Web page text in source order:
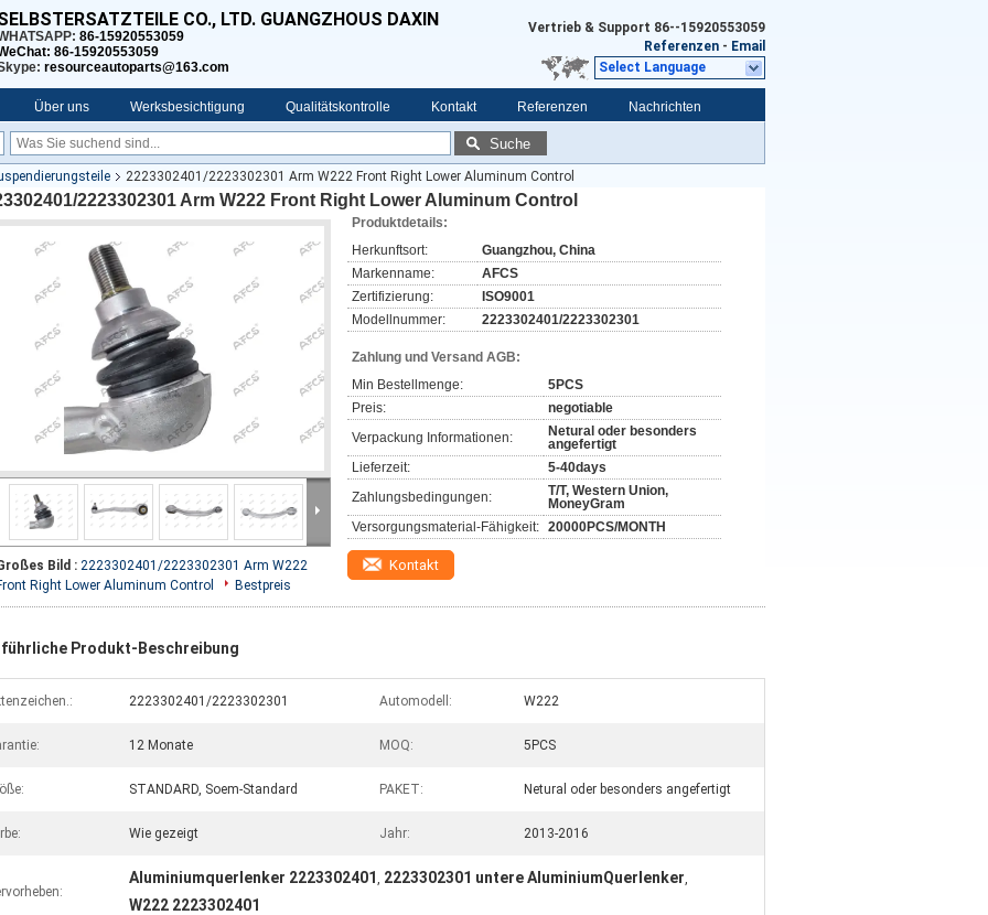
CO., LTD. GUANGZHOUS DAXIN
86-15920553059
86-15920553059
resourceautoparts@163.com
Vertrieb & Support 86--15920553059
Referenzen - Email
Select Language
Über uns Werksbesichtigung Qualitätskontrolle Kontakt Referenzen Nachrichten
Suche
2223302401/2223302301 Arm W222 Front Right Lower Aluminum Control
2223302301 Arm W222 Front Right Lower Aluminum Control
Bild : 2223302401/2223302301 Arm W222
Right Lower Aluminum Control
Bestpreis
Produktdetails:
Herkunftsort:
Guangzhou, China
Markenname:
AFCS
Zertifizierung:
ISO9001
Modellnummer:
2223302401/2223302301
Zahlung und Versand AGB:
Min Bestellmenge:
5PCS
Preis:
negotiable
Verpackung Informationen:
Netural oder besonders
angefertigt
Lieferzeit:
5-40days
Zahlungsbedingungen:
T/T, Western Union,
MoneyGram
Versorgungsmaterial-Fähigkeit: 20000PCS/MONTH
Kontakt
Produkt-Beschreibung
2223302401/2223302301 Automodell: W222
12 Monate MOQ: 5PCS
STANDARD, Soem-Standard PAKET: Netural oder besonders angefertigt
Wie gezeigt Jahr: 2013-2016
Aluminiumquerlenker 2223302401 , 2223302301 untere AluminiumQuerlenker,
W222 2223302401